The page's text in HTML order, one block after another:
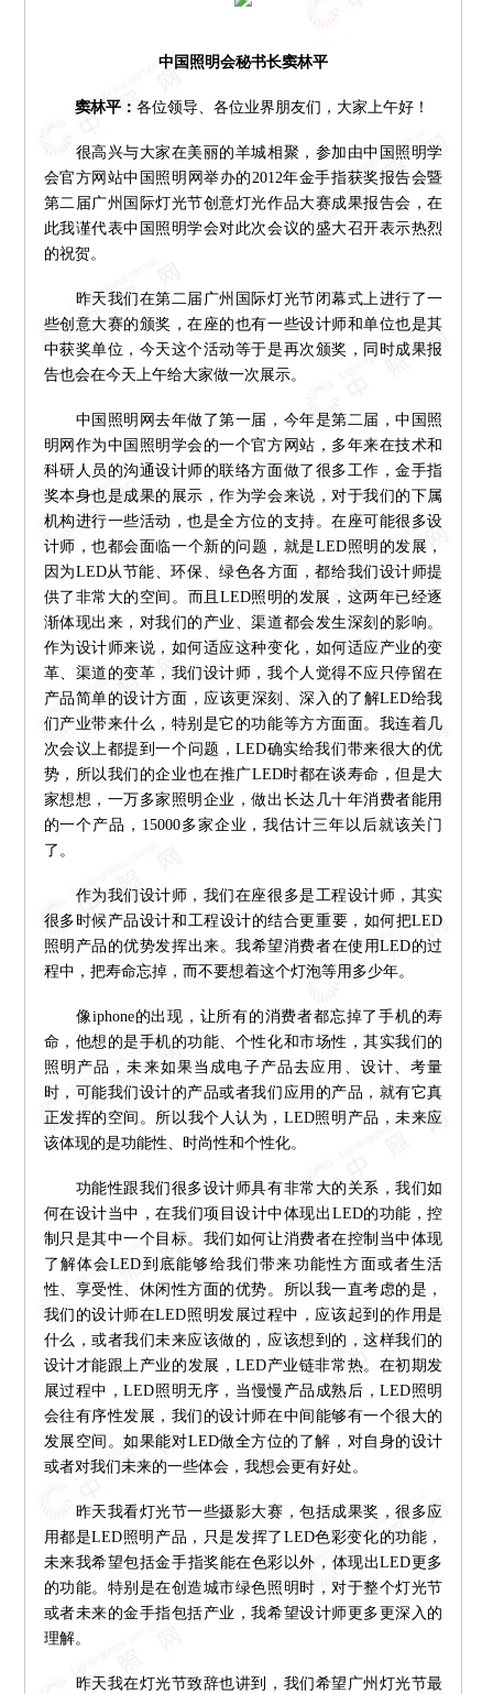
中国照明会秘书长窦林平
窦林平： 各位领导、各位业界朋友们，大家上午好！
很高兴与大家在美丽的羊城相聚，参加由中国照明学
会官方网站中国照明网举办的2012年金手指获奖报告会暨
第二届广州国际灯光节创意灯光作品大赛成果报告会，在
此我谨代表中国照明学会对此次会议的盛大召开表示热烈
的祝贺。
昨天我们在第二届广州国际灯光节闭幕式上进行了一
些创意大赛的颁奖，在座的也有一些设计师和单位也是其
中获奖单位，今天这个活动等于是再次颁奖，同时成果报
告也会在今天上午给大家做一次展示。
中国照明网去年做了第一届，今年是第二届，中国照
明网作为中国照明学会的一个官方网站，多年来在技术和
科研人员的沟通设计师的联络方面做了很多工作，金手指
奖本身也是成果的展示，作为学会来说，对于我们的下属
机构进行一些活动，也是全方位的支持。在座可能很多设
计师，也都会面临一个新的问题，就是LED照明的发展，
因为LED从节能、环保、绿色各方面，都给我们设计师提
供了非常大的空间。而且LED照明的发展，这两年已经逐
渐体现出来，对我们的产业、渠道都会发生深刻的影响。
作为设计师来说，如何适应这种变化，如何适应产业的变
革、渠道的变革，我们设计师，我个人觉得不应只停留在
产品简单的设计方面，应该更深刻、深入的了解LED给我
们产业带来什么，特别是它的功能等方方面面。我连着几
次会议上都提到一个问题，LED确实给我们带来很大的优
势，所以我们的企业也在推广LED时都在谈寿命，但是大
家想想，一万多家照明企业，做出长达几十年消费者能用
的一个产品，15000多家企业，我估计三年以后就该关门
了。
作为我们设计师，我们在座很多是工程设计师，其实
很多时候产品设计和工程设计的结合更重要，如何把LED
照明产品的优势发挥出来。我希望消费者在使用LED的过
程中，把寿命忘掉，而不要想着这个灯泡等用多少年。
像iphone的出现，让所有的消费者都忘掉了手机的寿
命，他想的是手机的功能、个性化和市场性，其实我们的
照明产品，未来如果当成电子产品去应用、设计、考量
时，可能我们设计的产品或者我们应用的产品，就有它真
正发挥的空间。所以我个人认为，LED照明产品，未来应
该体现的是功能性、时尚性和个性化。
功能性跟我们很多设计师具有非常大的关系，我们如
何在设计当中，在我们项目设计中体现出LED的功能，控
制只是其中一个目标。我们如何让消费者在控制当中体现
了解体会LED到底能够给我们带来功能性方面或者生活
性、享受性、休闲性方面的优势。所以我一直考虑的是，
我们的设计师在LED照明发展过程中，应该起到的作用是
什么，或者我们未来应该做的，应该想到的，这样我们的
设计才能跟上产业的发展，LED产业链非常热。在初期发
展过程中，LED照明无序，当慢慢产品成熟后，LED照明
会往有序性发展，我们的设计师在中间能够有一个很大的
发展空间。如果能对LED做全方位的了解，对自身的设计
或者对我们未来的一些体会，我想会更有好处。
昨天我看灯光节一些摄影大赛，包括成果奖，很多应
用都是LED照明产品，只是发挥了LED色彩变化的功能，
未来我希望包括金手指奖能在色彩以外，体现出LED更多
的功能。特别是在创造城市绿色照明时，对于整个灯光节
或者未来的金手指包括产业，我希望设计师更多更深入的
理解。
昨天我在灯光节致辞也讲到，我们希望广州灯光节最